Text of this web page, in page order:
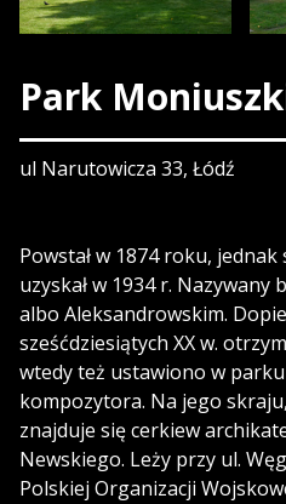
Park
ul Narutowicza 33, Łódź
Powstał w 1874 roku,
uzyskał w 1934 r. Nazywany
albo Aleksandrowskim.
sześćdziesiątych XX w.
wtedy też ustawiono w
kompozytora. Na jego
znajduje się cerkiew
Newskiego. Leży przy ul.
Polskiej Organizacji